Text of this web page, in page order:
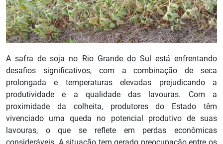
A safra de soja no Rio Grande do Sul está enfrentando
desafios significativos, com a combinação de seca
prolongada e temperaturas elevadas prejudicando a
produtividade e a qualidade das lavouras. Com a
proximidade da colheita, produtores do Estado têm
vivenciado uma queda no potencial produtivo de suas
lavouras, o que se reflete em perdas econômicas
consideráveis. A situação tem gerado preocupação entre os